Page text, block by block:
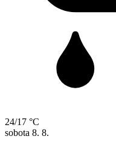
24/17 °C
sobota 8. 8.